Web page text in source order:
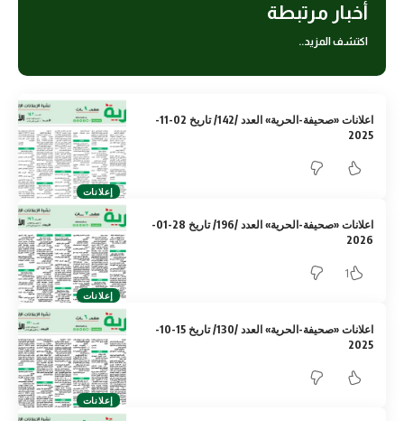
أخبار مرتبطة
اكتشف المزيد..
إعلانات
اعلانات «صحيفة-الحرية» العدد /142/ تاريخ 02-11-
2025
إعلانات
اعلانات «صحيفة-الحرية» العدد /196/ تاريخ 28-01-
2026
1
إعلانات
اعلانات «صحيفة-الحرية» العدد /130/ تاريخ 15-10-
2025